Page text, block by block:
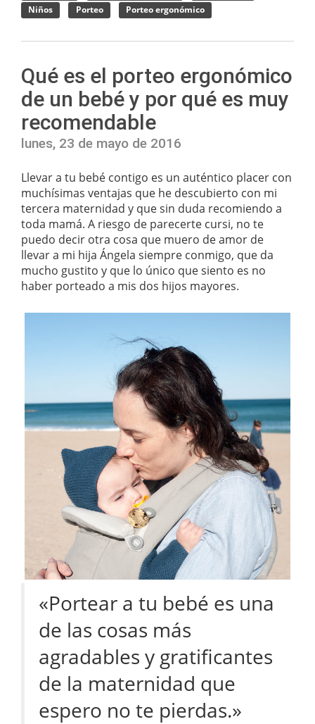
Niños
Porteo Porteo ergonómico
Qué es el porteo ergonómico
de un bebé y por qué es muy
recomendable
lunes, 23 de mayo de 2016
Llevar a tu bebé contigo es un auténtico placer con
muchísimas ventajas que he descubierto con mi
tercera maternidad y que sin duda recomiendo a
toda mamá. A riesgo de parecerte cursi, no te
puedo decir otra cosa que muero de amor de
llevar a mi hija Ángela siempre conmigo, que da
mucho gustito y que lo único que siento es no
haber porteado a mis dos hijos mayores.
«Portear a tu bebé es una
de las cosas más
agradables y gratificantes
de la maternidad que
espero no te pierdas.»